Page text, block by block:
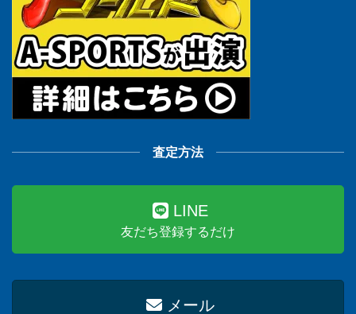
査定方法
LINE
友だち登録するだけ
メール